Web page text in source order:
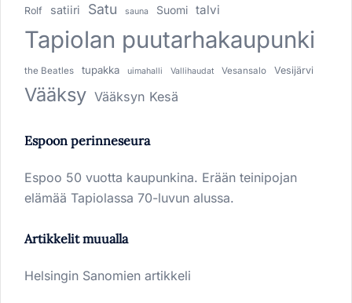
Rolf satiiri Satu sauna Suomi talvi
Tapiolan puutarhakaupunki
the Beatles tupakka uimahalli Vallihaudat Vesansalo Vesijärvi
Vääksy Vääksyn Kesä
Espoon perinneseura
Espoo 50 vuotta kaupunkina. Erään teinipojan
elämää Tapiolassa 70-luvun alussa.
Artikkelit muualla
Helsingin Sanomien artikkeli